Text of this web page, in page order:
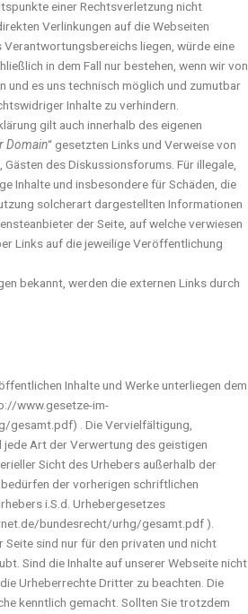
einer Rechtsverletzung nicht
Verlinkungen auf die Webseiten
liegen, würde eine
in dem Fall nur bestehen, wenn wir von
und es uns technisch möglich und zumutbar
Inhalte zu verhindern.
gilt auch innerhalb des eigenen
Domain“ gesetzten Links und Verweise von
des Diskussionsforums. Für illegale,
Inhalte und insbesondere für Schäden, die
solcherart dargestellten Informationen
der Seite, auf welche verwiesen
Links auf die jeweilige Veröffentlichung
bekannt, werden die externen Links durch
Inhalte und Werke unterliegen dem
www.gesetze-im-
gesamt.pdf) . Die Vervielfältigung,
Art der Verwertung des geistigen
Sicht des Urhebers außerhalb der
der vorherigen schriftlichen
i.S.d. Urhebergesetzes
bundesrecht/urhg/gesamt.pdf ).
Seite sind nur für den privaten und nicht
Sind die Inhalte auf unserer Webseite nicht
Urheberrechte Dritter zu beachten. Die
kenntlich gemacht. Sollten Sie trotzdem